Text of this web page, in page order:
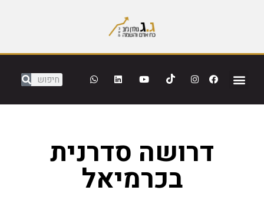
דרושה סדרנית
בכרמיאל